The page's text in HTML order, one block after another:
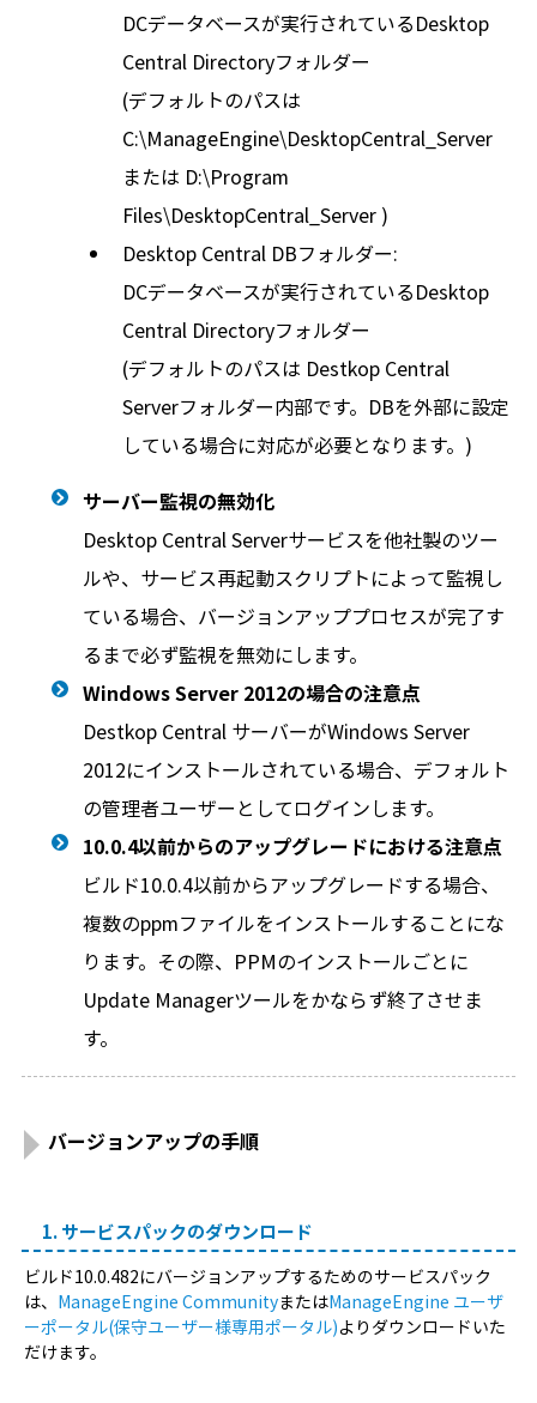
DCデータベースが実行されているDesktop
Central Directoryフォルダー
(デフォルトのパスは
C:\ManageEngine\DesktopCentral_Server
または D:\Program
Files\DesktopCentral_Server )
Desktop Central DBフォルダー:
DCデータベースが実行されているDesktop
Central Directoryフォルダー
(デフォルトのパスは Destkop Central
Serverフォルダー内部です。DBを外部に設定
している場合に対応が必要となります。)
サーバー監視の無効化
Desktop Central Serverサービスを他社製のツー
ルや、サービス再起動スクリプトによって監視し
ている場合、バージョンアッププロセスが完了す
るまで必ず監視を無効にします。
Windows Server 2012の場合の注意点
Destkop Central サーバーがWindows Server
2012にインストールされている場合、デフォルト
の管理者ユーザーとしてログインします。
10.0.4以前からのアップグレードにおける注意点
ビルド10.0.4以前からアップグレードする場合、
複数のppmファイルをインストールすることにな
ります。その際、PPMのインストールごとに
Update Managerツールをかならず終了させま
す。
バージョンアップの手順
1. サービスパックのダウンロード
ビルド10.0.482にバージョンアップするためのサービスパック
は、 ManageEngine CommunityまたはManageEngine ユーザ
ーポータル(保守ユーザー様専用ポータル)よりダウンロードいた
だけます。